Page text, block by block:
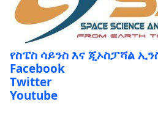
የስፔስ ሳይንስ እና ጂኦስፓሻል
Facebook
Twitter
Youtube